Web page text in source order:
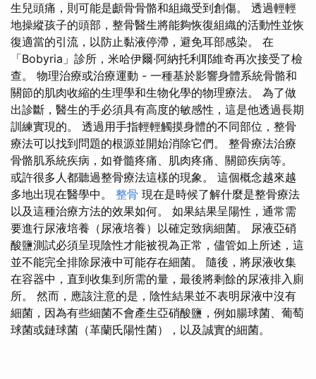
生兒頭痛，則可能是顱骨骨骼和組織受到創傷。 透過輕輕
地操縱孩子的頭部，整骨醫生將能夠恢復組織的活動性並恢
復適當的引流，以防止黏液停滯，避免耳部感染。 在
「Bobyria」診所，米哈伊爾·阿納托利耶維奇再次接受了檢
查。 物理治療或治療運動 - 一種基於影響身體系統骨骼和
關節的肌肉收縮的生理學和生物化學的物理療法。 為了做
出診斷，醫生的手必須具有高度的敏感性，這是他透過長期
訓練實現的。 透過用手指輕輕觸摸身體的不同部位，整骨
療法可以找到問題的根源並開始消除它們。 整骨療法治療
骨骼肌系統疾病，如脊髓疼痛、肌肉疼痛、關節疾病等。
或許很多人都聽過整骨療法這樣的現象。 這個概念越來越
多地出現在醫學中。 整骨 現在是時候了解什麼是整骨療法
以及這種治療方法的效果如何。 如果結果呈陽性，通常需
要進行尿液培養（尿液培養）以確定致病細菌。 尿液亞硝
酸鹽測試必須呈現陰性才能被視為正常，儘管如上所述，這
並不能完全排除尿液中可能存在細菌。 隨後，將尿液收集
在容器中，直到收集到所需的量，最後將剩餘的尿液排入廁
所。 然而，應該注意的是，陰性結果並不表明尿液中沒有
細菌，因為有些細菌不會產生亞硝酸鹽，例如腸球菌、葡萄
球菌或鏈球菌（革蘭氏陽性菌），以及誠實的細菌。